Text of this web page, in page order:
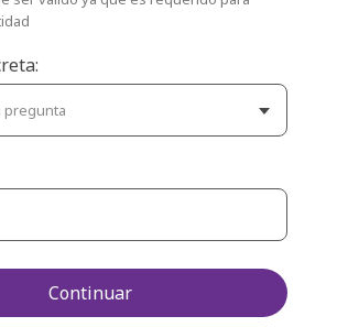
Continuar